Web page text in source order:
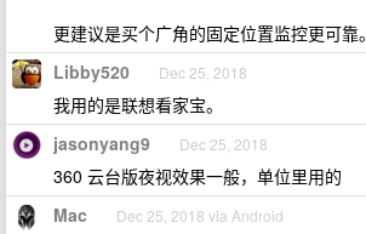
更建议是买个广角的固定位置监控更可靠。
Libby520 Dec 25, 2018
我用的是联想看家宝。
jasonyang9 Dec 25, 2018
360 云台版夜视效果一般，单位里用的
Mac Dec 25, 2018 via Android